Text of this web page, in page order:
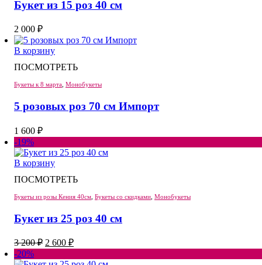
Букет из 15 роз 40 см
2 000 ₽
В корзину
ПОСМОТРЕТЬ
Букеты к 8 марта, Монобукеты
5 розовых роз 70 см Импорт
1 600 ₽
-19%
В корзину
ПОСМОТРЕТЬ
Букеты из розы Кения 40см Букеты со скидками Монобукеты
Букет из 25 роз 40 см
3 200₽ Первоначальная
цена
составляла
2 600 ₽Текущая
цена:
2
-20%